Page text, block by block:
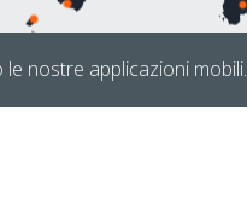
nostre applicazioni mobili.